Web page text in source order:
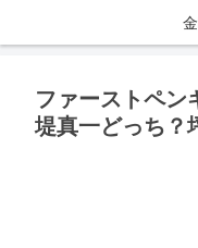
ファーストペン
堤真一どっち？